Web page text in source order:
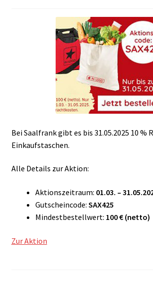
Bei Saalfrank gibt es bis 31.05.2025 10 %
Einkaufstaschen.
Alle Details zur Aktion:
Aktionszeitraum: 01.03. –
Gutscheincode: SAX425
Mindestbestellwert: 100 € (netto)
Zur Aktion